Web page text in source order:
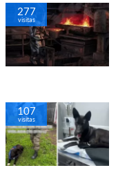
277
visitas
107
visitas